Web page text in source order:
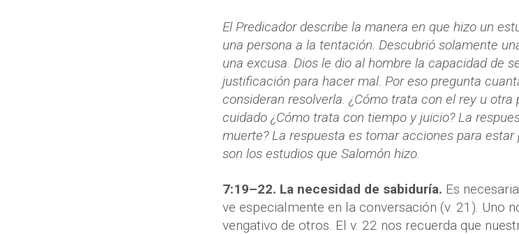
El Predicador describe la manera en que hizo un
una persona a la tentación. Descubrió solamente
una excusa. Dios le dio al hombre la capacidad de
justificación para hacer mal. Por eso pregunta
consideran resolverla. ¿Cómo trata con el rey u
cuidado ¿Cómo trata con tiempo y juicio? La
muerte? La respuesta es tomar acciones para
son los estudios que Salomón hizo.
7:19–22. La necesidad de sabiduría. Es
ve especialmente en la conversación (v. 21). Uno
vengativo de otros. El v. 22 nos recuerda que